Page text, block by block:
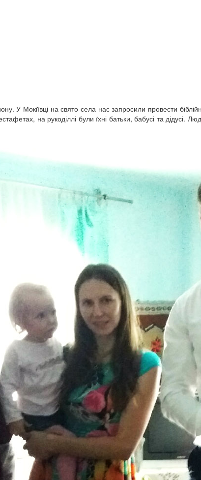
У Мокіївці на свято села нас запросили провести
на рукоділлі були їхні батьки, бабусі та дідусі.